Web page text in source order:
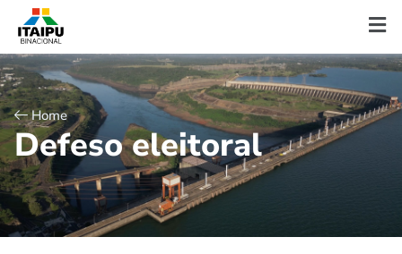
Home
Defeso eleitoral